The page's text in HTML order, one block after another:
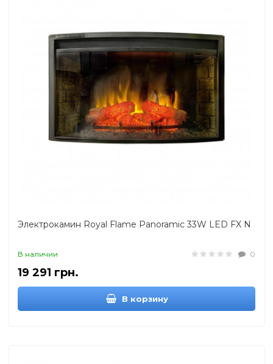
Электрокамин Royal Flame Panoramic 33W LED FX N
В наличии 0
19 291 грн.
В корзину